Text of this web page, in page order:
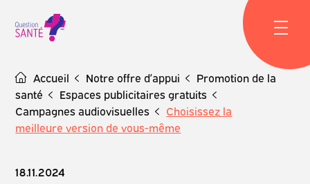
content
Accueil Notre offre d’appui
Promotion de la
santé
Espaces publicitaires gratuits
Campagnes audiovisuelles
Choisissez la
meilleure version de vous-même
18.11.2024